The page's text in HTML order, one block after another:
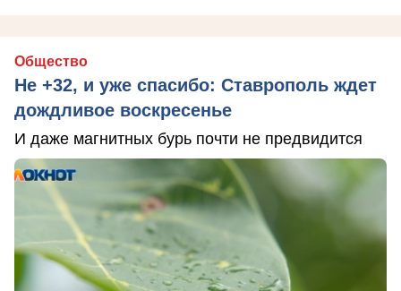
Общество
Не +32, и уже спасибо: Ставрополь ждет
дождливое воскресенье
И даже магнитных бурь почти не предвидится